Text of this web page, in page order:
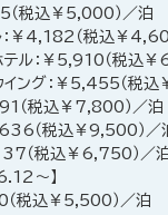
（税込￥5,000）／泊
：￥4,182（税込￥
テル：￥5,910（税込
イング：￥5,455（税
（税込￥7,800）／泊
（税込￥9,500）／
（税込￥6,750）／泊
～】
税込￥5,500）／泊